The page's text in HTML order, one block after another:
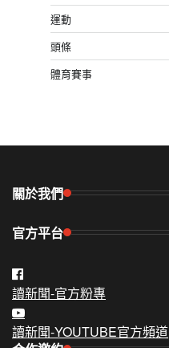
運動
頭條
體育賽事
關於我們
官方平台
讀新聞-官方粉專
讀新聞-YOUTUBE官方頻道